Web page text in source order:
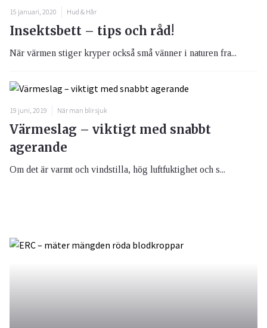
15 januari, 2020 Hud & Hår
Insektsbett – tips och råd!
När värmen stiger kryper också små vänner i naturen fra...
19 juni, 2019 När man blir sjuk
Värmeslag – viktigt med snabbt
agerande
Om det är varmt och vindstilla, hög luftfuktighet och s...